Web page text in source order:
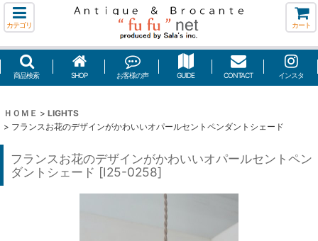
カテゴリ カート
商品検索 SHOP お客様の声 GUIDE CONTACT インスタ
ＨＯＭＥ > LIGHTS
> フランスお花のデザインがかわいいオパールセントペンダントシェード
フランスお花のデザインがかわいいオパールセントペン
ダントシェード [I25-0258]